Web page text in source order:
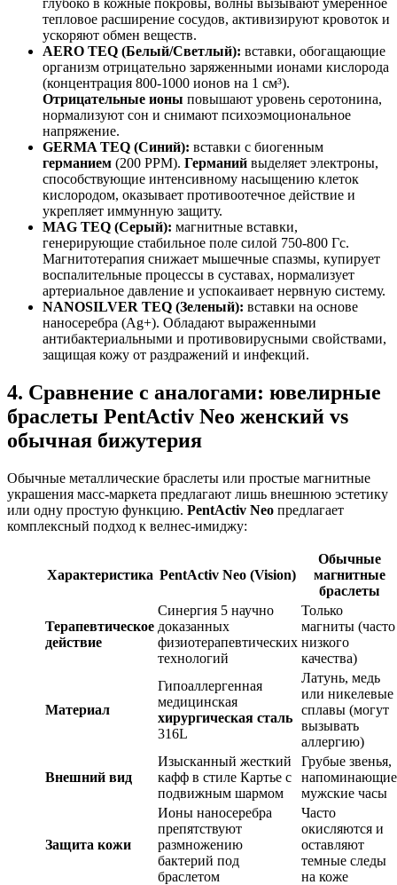
тепловое расширение сосудов, активизируют кровоток и
ускоряют обмен веществ.
AERO TEQ (Белый/Светлый): вставки, обогащающие
организм отрицательно заряженными ионами кислорода
(концентрация 800-1000 ионов на 1 см³).
Отрицательные ионы повышают уровень серотонина,
нормализуют сон и снимают психоэмоциональное
напряжение.
GERMA TEQ (Синий): вставки с биогенным
германием (200 PPM). Германий выделяет электроны,
способствующие интенсивному насыщению клеток
кислородом, оказывает противоотечное действие и
укрепляет иммунную защиту.
MAG TEQ (Серый): магнитные вставки,
генерирующие стабильное поле силой 750-800 Гс.
Магнитотерапия снижает мышечные спазмы, купирует
воспалительные процессы в суставах, нормализует
артериальное давление и успокаивает нервную систему.
NANOSILVER TEQ (Зеленый): вставки на основе
наносеребра (Ag+). Обладают выраженными
антибактериальными и противовирусными свойствами,
защищая кожу от раздражений и инфекций.
4. Сравнение с аналогами: ювелирные
браслеты PentActiv Neo женский vs
обычная бижутерия
Обычные металлические браслеты или простые магнитные
украшения масс-маркета предлагают лишь внешнюю эстетику
или одну простую функцию. PentActiv Neo предлагает
комплексный подход к велнес-имиджу:
Характеристика PentActiv Neo (Vision)
Обычные
магнитные
браслеты
Терапевтическое
действие
Синергия 5 научно
доказанных
физиотерапевтических
технологий
Только
магниты (часто
низкого
качества)
Материал
Гипоаллергенная
медицинская
хирургическая сталь
316L
Латунь, медь
или никелевые
сплавы (могут
вызывать
аллергию)
Внешний вид
Изысканный жесткий
кафф в стиле Картье с
подвижным шармом
Грубые звенья,
напоминающие
мужские часы
Защита кожи
Ионы наносеребра
препятствуют
размножению
бактерий под
браслетом
Часто
окисляются и
оставляют
темные следы
на коже